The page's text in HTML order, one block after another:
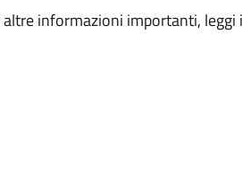
informazioni importanti, leggi